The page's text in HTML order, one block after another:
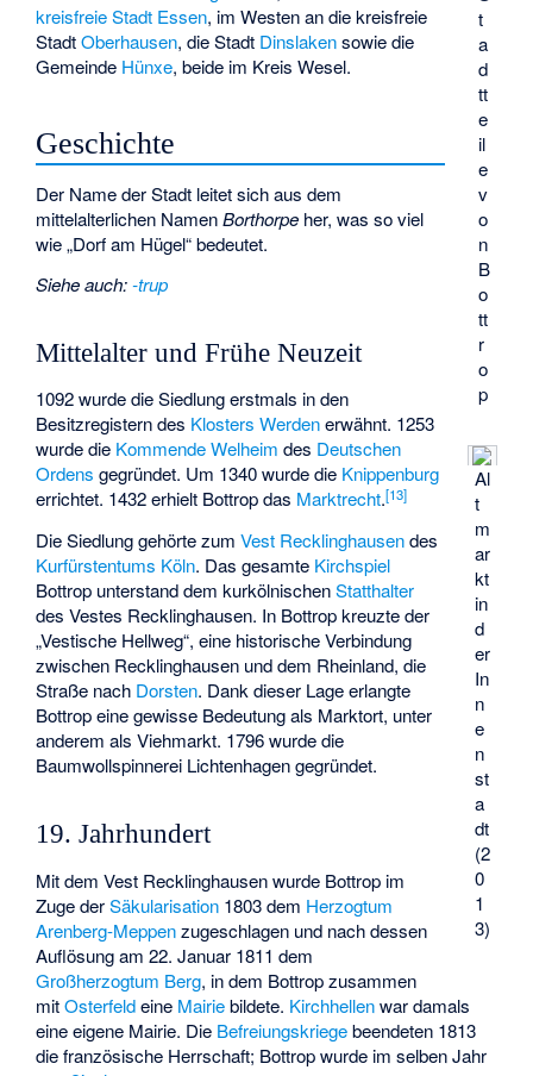
t
a
d
tt
e
il
e
v
o
n
B
o
tt
r
o
p
kreisfreie Stadt Essen, im Westen an die kreisfreie
StadtOberhausen, die Stadt Dinslakensowie die
Gemeinde Hünxe, beide im Kreis Wesel.
Geschichte
Al
t
m
ar
kt
in
d
er
In
n
e
n
st
a
dt
(2
0
1
3)
Der Name der Stadt leitet sich aus dem
mittelalterlichen NamenBorthorpe her, was so viel
wie „Dorf am Hügel“ bedeutet.
Siehe auch:-trup
Mittelalter und Frühe Neuzeit
1092 wurde die Siedlung erstmals in den
Besitzregistern des Klosters Werdenerwähnt. 1253
wurde die Kommende Welheim des Deutschen
Ordens gegründet. Um 1340 wurde die Knippenburg
errichtet. 1432 erhielt Bottrop das Marktrecht.[13]
Die Siedlung gehörte zumVest Recklinghausendes
Kurfürstentums Köln. Das gesamte Kirchspiel
Bottrop unterstand dem kurkölnischenStatthalter
des Vestes Recklinghausen. In Bottrop kreuzte der
„Vestische Hellweg“, eine historische Verbindung
zwischen Recklinghausen und dem Rheinland, die
Straße nach Dorsten. Dank dieser Lage erlangte
Bottrop eine gewisse Bedeutung als Marktort, unter
anderem als Viehmarkt. 1796 wurde die
Baumwollspinnerei Lichtenhagen gegründet.
19. Jahrhundert
Mit dem Vest Recklinghausen wurde Bottrop im
Zuge derSäkularisation 1803 dem Herzogtum
Arenberg-Meppenzugeschlagen und nach dessen
Auflösung am 22. Januar 1811 dem
Großherzogtum Berg, in dem Bottrop zusammen
mitOsterfeldeine Mairiebildete. Kirchhellenwar damals
eine eigene Mairie. Die Befreiungskriegebeendeten 1813
die französische Herrschaft; Bottrop wurde im selben Jahr